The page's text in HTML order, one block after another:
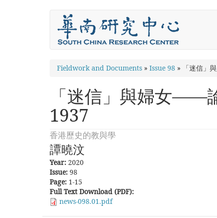
You
are
here
Fieldwork and Documents » Issue 98 » 「迷信」
「迷信」與婦女——
1937
香港歷史的教與學
譚曉汶
Year: 2020
Issue: 98
Page: 1-15
Full Text Download (PDF):
news-098.01.pdf